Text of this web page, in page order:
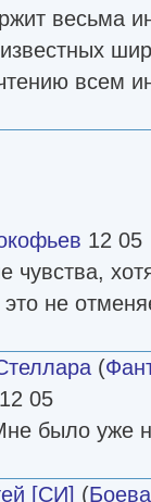
весьма
всем
12 05
чувства,
не
(
05
было уже
[СИ] (